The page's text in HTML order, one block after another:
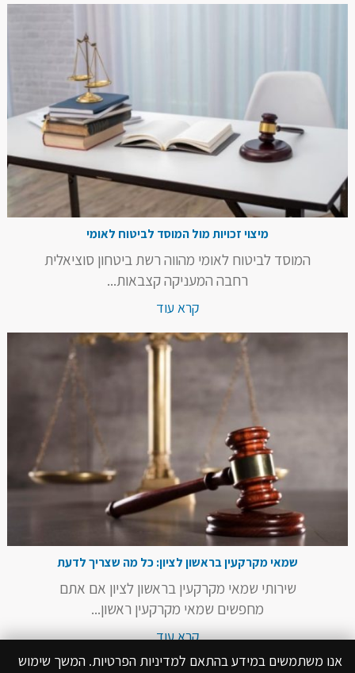
מיצוי זכויות מול המוסד לביטוח לאומי
המוסד לביטוח לאומי מהווה רשת ביטחון סוציאלית
רחבה המעניקה קצבאות...
קרא עוד
שמאי מקרקעין בראשון לציון: כל מה שצריך לדעת
שירותי שמאי מקרקעין בראשון לציון אם אתם
מחפשים שמאי מקרקעין ראשון...
קרא עוד
אנו משתמשים במידע בהתאם למדיניות הפרטיות. המשך שימוש